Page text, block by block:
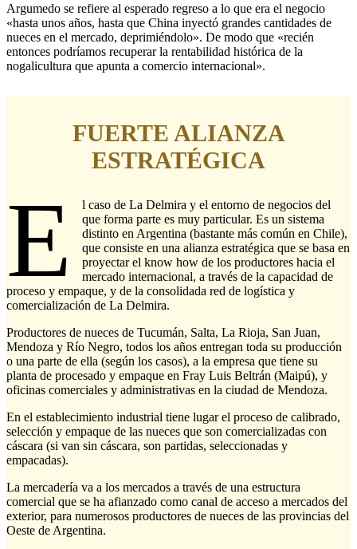
Argumedo se refiere al esperado regreso a lo que era el negocio
«hasta unos años, hasta que China inyectó grandes cantidades de
nueces en el mercado, deprimiéndolo». De modo que «recién
entonces podríamos recuperar la rentabilidad histórica de la
nogalicultura que apunta a comercio internacional».
FUERTE ALIANZA
ESTRATÉGICA
E
l caso de La Delmira y el entorno de negocios del
que forma parte es muy particular. Es un sistema
distinto en Argentina (bastante más común en Chile),
que consiste en una alianza estratégica que se basa en
proyectar el know how de los productores hacia el
mercado internacional, a través de la capacidad de
proceso y empaque, y de la consolidada red de logística y
comercialización de La Delmira.
Productores de nueces de Tucumán, Salta, La Rioja, San Juan,
Mendoza y Río Negro, todos los años entregan toda su producción
o una parte de ella (según los casos), a la empresa que tiene su
planta de procesado y empaque en Fray Luis Beltrán (Maipú), y
oficinas comerciales y administrativas en la ciudad de Mendoza.
En el establecimiento industrial tiene lugar el proceso de calibrado,
selección y empaque de las nueces que son comercializadas con
cáscara (si van sin cáscara, son partidas, seleccionadas y
empacadas).
La mercadería va a los mercados a través de una estructura
comercial que se ha afianzado como canal de acceso a mercados del
exterior, para numerosos productores de nueces de las provincias del
Oeste de Argentina.